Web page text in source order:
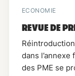
ECONOMIE
REVUE DE
dans
des PME se